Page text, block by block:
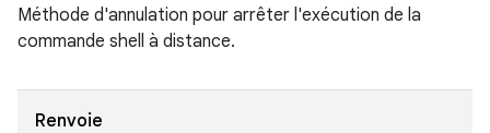
Méthode d'annulation pour arrêter l'exécution de la
commande shell à distance.
Renvoie